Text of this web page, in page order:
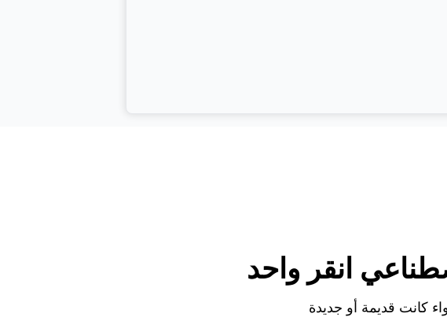
انقر واحد
كانت قديمة أو جديدة